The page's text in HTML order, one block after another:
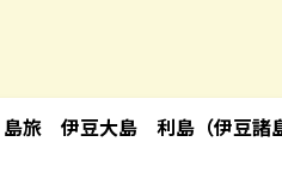
旅 伊豆大島 利島（伊豆諸